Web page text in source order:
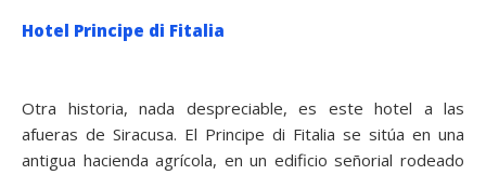
Hotel Principe di Fitalia
Otra historia, nada despreciable, es este hotel a las
afueras de Siracusa. El Principe di Fitalia se sitúa en una
antigua hacienda agrícola, en un edificio señorial rodeado